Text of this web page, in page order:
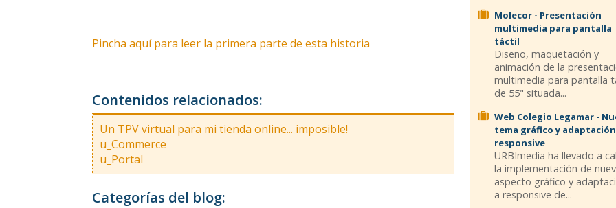
Pincha aquí para leer la primera parte de esta historia
Contenidos relacionados:
Un TPV virtual para mi tienda online... imposible!
u_Commerce
u_Portal
Categorías del blog:
Molecor - Presentación
multimedia para pantalla
táctil
Diseño, maquetación y
animación de la
multimedia para pantalla
de 55" situada...
Web Colegio Legamar -
tema gráfico y
responsive
URBImedia ha llevado a
la implementación de
aspecto gráfico y
a responsive de...